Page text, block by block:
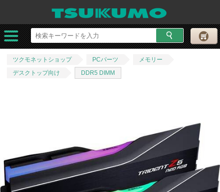
ツクモネットショップ PCパーツ
メモリー
デスクトップ向け
DDR5 DIMM